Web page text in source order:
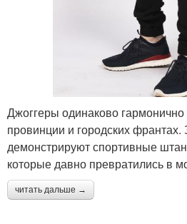
Джоггеры одинаково
провинции и городских
демонстрируют спортивные
которые давно превратились в
читать дальше →